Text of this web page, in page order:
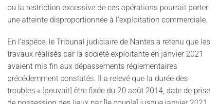
ou la restriction excessive de ces opérations pourrait porter
une atteinte disproportionnée à l’exploitation commerciale.
En l’espèce, le Tribunal judiciaire de Nantes a retenu que les
travaux réalisés par la société exploitante en janvier 2021
avaient mis fin aux dépassements réglementaires
précédemment constatés. Il a relevé que la durée des
troubles « [pouvait] être fixée du 20 août 2014, date de prise